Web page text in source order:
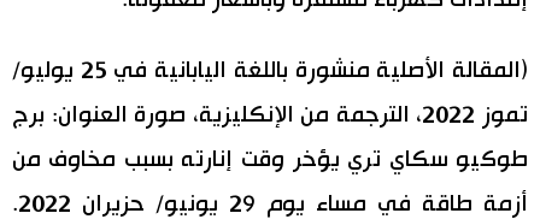
(المقالة الأصلية منشورة باللغة اليابانية في 25 يوليو/
تموز 2022، الترجمة من الإنكليزية، صورة العنوان: برج
طوكيو سكاي تري يؤخر وقت إنارته بسبب مخاوف من
أزمة طاقة في مساء يوم 29 يونيو/ حزيران 2022.